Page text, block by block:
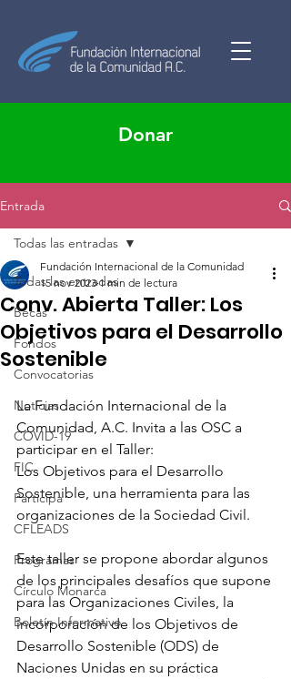
Donar
Entrada
Todas las entradas
Becas
Fondos
Convocatorias
Noticias
COVID-19
FIC
Participa
CFLEADS
Programas
Círculo Monarca
Boletín Informativo
Todas las entradas
Conv. Abierta Taller: Los
Objetivos para el Desarrollo
Sostenible
Fundación Internacional de la Comunidad
15 nov 2023 1 min de lectura
La Fundación Internacional de la
Comunidad, A.C. Invita a las OSC a
participar en el Taller:
Los Objetivos para el Desarrollo
Sostenible, una herramienta para las
organizaciones de la Sociedad Civil.
Este taller se propone abordar algunos
de los principales desafíos que supone
para las Organizaciones Civiles, la
incorporación de los Objetivos de
Desarrollo Sostenible (ODS) de
Naciones Unidas en su práctica